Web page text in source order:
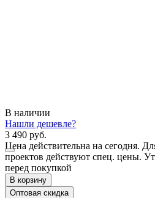
В наличии
Нашли дешевле?
3 490 руб.
Цена действительна на сегодня.
проектов действуют спец. цены.
перед покупкой
В корзину
Оптовая скидка